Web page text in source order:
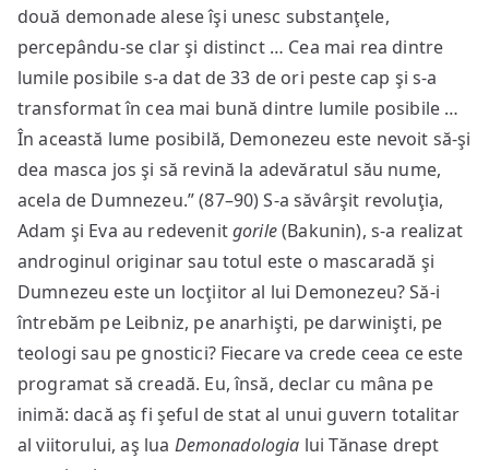
două demonade alese îşi unesc substanţele,
percepându-se clar şi distinct … Cea mai rea dintre
lumile posibile s-a dat de 33 de ori peste cap şi s-a
transformat în cea mai bună dintre lumile posibile …
În această lume posibilă, Demonezeu este nevoit să-şi
dea masca jos şi să revină la adevăratul său nume,
acela de Dumnezeu.” (87–90) S-a săvârşit revoluţia,
Adam şi Eva au redevenitgorile(Bakunin), s-a realizat
androginul originar sau totul este o mascaradă şi
Dumnezeu este un locţiitor al lui Demonezeu? Să-i
întrebăm pe Leibniz, pe anarhişti, pe darwinişti, pe
teologi sau pe gnostici? Fiecare va crede ceea ce este
programat să creadă. Eu, însă, declar cu mâna pe
inimă: dacă aş fi şeful de stat al unui guvern totalitar
al viitorului, aş lua Demonadologia lui Tănase drept